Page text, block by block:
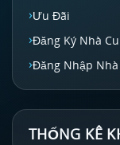
Ưu Đãi
Đăng Ký Nhà
Đăng Nhập Nhà
THỐNG KÊ